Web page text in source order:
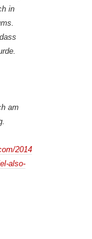
in
am
2014
also-